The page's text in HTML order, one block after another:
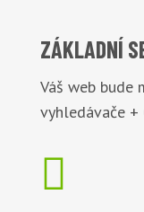
ZÁKLADNÍ
Váš web bude
vyhledávače
